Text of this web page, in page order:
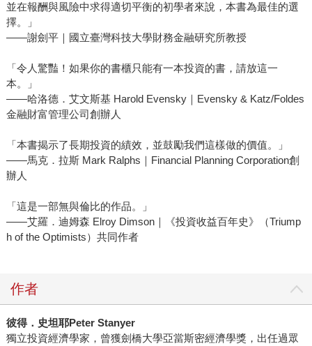
並在報酬與風險中求得適切平衡的初學者來說，本書為最佳的選
擇。」
——謝劍平｜國立臺灣科技大學財務金融研究所教授
「令人驚豔！如果你的書櫃只能有一本投資的書，請放這一
本。」
——哈洛德．艾文斯基 Harold Evensky｜Evensky & Katz/Foldes
金融財富管理公司創辦人
「本書揭示了長期投資的績效，並鼓勵我們這樣做的價值。」
——馬克．拉斯 Mark Ralphs｜Financial Planning Corporation創
辦人
「這是一部無與倫比的作品。」
——艾羅．迪姆森 Elroy Dimson｜《投資收益百年史》（Triump
h of the Optimists）共同作者
作者
彼得．史坦耶Peter Stanyer
獨立投資經濟學家，曾獲劍橋大學亞當斯密經濟學獎，出任過眾